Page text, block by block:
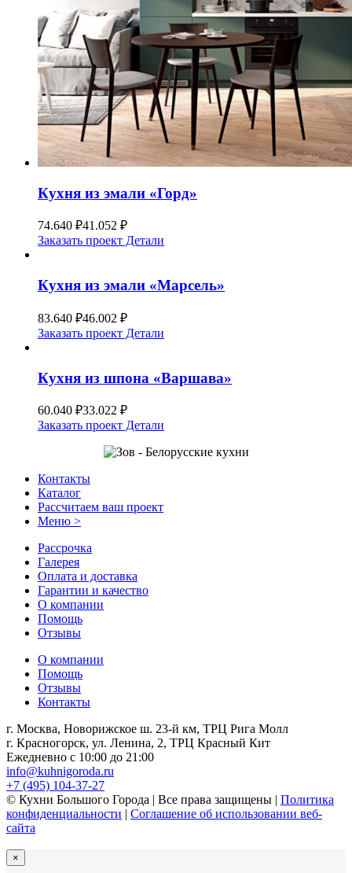
Кухня из эмали «Горд»
74.640 ₽41.052 ₽
Заказать проект Детали
Кухня из эмали «Марсель»
83.640 ₽46.002 ₽
Заказать проект Детали
Кухня из шпона «Варшава»
60.040 ₽33.022 ₽
Заказать проект Детали
Контакты
Каталог
Рассчитаем ваш проект
Меню >
Рассрочка
Галерея
Оплата и доставка
Гарантии и качество
О компании
Помощь
Отзывы
О компании
Помощь
Отзывы
Контакты
г. Москва, Новорижское ш. 23-й км, ТРЦ Рига Молл
г. Красногорск, ул. Ленина, 2, ТРЦ Красный Кит
Ежедневно с 10:00 до 21:00
info@kuhnigoroda.ru
+7 (495) 104-37-27
© Кухни Большого Города | Все права защищены | Политика
конфиденциальности | Соглашение об использовании веб-
сайта
×